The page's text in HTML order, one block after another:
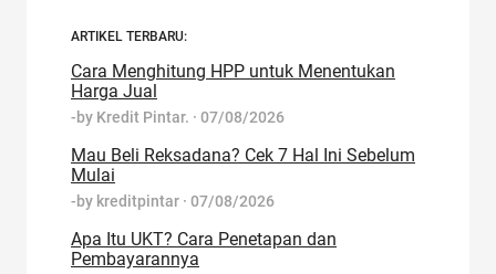
ARTIKEL TERBARU:
Cara Menghitung HPP untuk Menentukan
Harga Jual
-by Kredit Pintar. · 07/08/2026
Mau Beli Reksadana? Cek 7 Hal Ini Sebelum
Mulai
-by kreditpintar · 07/08/2026
Apa Itu UKT? Cara Penetapan dan
Pembayarannya